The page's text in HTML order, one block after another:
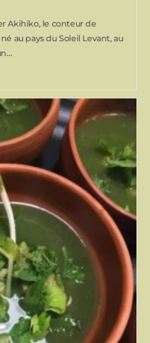
Akihiko, le conteur de
au pays du Soleil Levant, au